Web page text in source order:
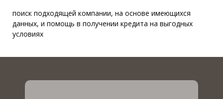
поиск подходящей компании, на основе имеющихся
данных, и помощь в получении кредита на выгодных
условиях